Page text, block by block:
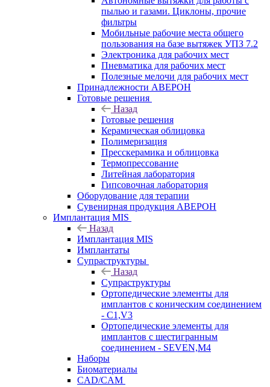
пылью и газами. Циклоны, прочие
фильтры
Мобильные рабочие места общего
пользования на базе вытяжек УПЗ 7.2
Электроника для рабочих мест
Пневматика для рабочих мест
Полезные мелочи для рабочих мест
Принадлежности АВЕРОН
Готовые решения
Назад
Готовые решения
Керамическая облицовка
Полимеризация
Пресскерамика и облицовка
Термопрессование
Литейная лаборатория
Гипсовочная лаборатория
Оборудование для терапии
Сувенирная продукция АВЕРОН
Имплантация MIS
Назад
Имплантация MIS
Имплантаты
Супраструктуры
Назад
Супраструктуры
Ортопедические элементы для
имплантов с коническим соединением
- C1,V3
Ортопедические элементы для
имплантов с шестигранным
соединением - SEVEN,M4
Наборы
Биоматериалы
CAD/CAM